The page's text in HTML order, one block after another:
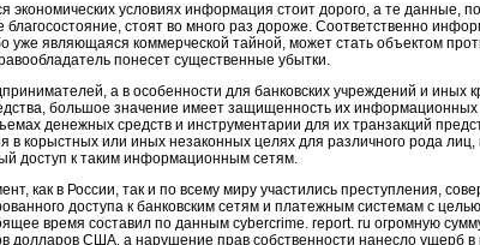
экономических условиях информация стоит дорого, а те данные,
благосостояние, стоят во много раз дороже. Соответственно
уже являющаяся коммерческой тайной, может стать объектом
понесет существенные убытки.
а в особенности для банковских учреждений и иных
большое значение имеет защищенность их информационных
денежных средств и инструментарии для их транзакций
в корыстных или иных незаконных целях для различного рода
доступ к таким информационным сетям.
как в России, так и по всему миру участились преступления,
доступа к банковским сетям и платежным системам с
время составил по данным cybercrime. report. ru огромную
долларов США, а нарушение прав собственности нанесло ущерб